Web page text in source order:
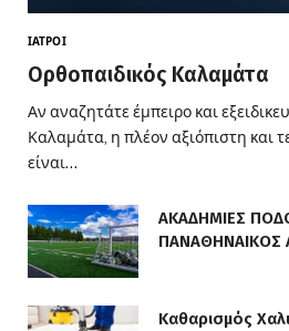
ΙΑΤΡΟΊ
Ορθοπαιδικός Καλαμάτα
Αν αναζητάτε έμπειρο και
Καλαμάτα, η πλέον αξιόπιστη και
είναι…
ΑΚΑΔΗΜΙΕΣ
ΠΑΝΑΘΗΝΑΙΚΟΣ
Καθαρισμός